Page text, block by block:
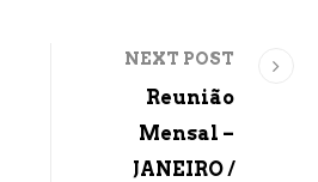
NEXT POST
Reunião
Mensal –
JANEIRO /